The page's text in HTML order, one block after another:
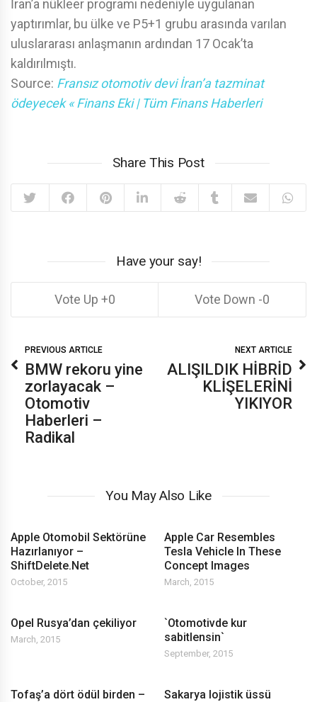
İran’a nükleer programı nedeniyle uygulanan
yaptırımlar, bu ülke ve P5+1 grubu arasında varılan
uluslararası anlaşmanın ardından 17 Ocak’ta
kaldırılmıştı.
Source: Fransız otomotiv devi İran’a tazminat
ödeyecek « Finans Eki | Tüm Finans Haberleri
Share This Post
Have your say!
0 0
PREVIOUS ARTICLE
BMW rekoru yine
zorlayacak –
Otomotiv
Haberleri –
Radikal
NEXT ARTICLE
ALIŞILDIK HİBRİD
KLİŞELERİNİ
YIKIYOR
You May Also Like
Apple Otomobil Sektörüne
Hazırlanıyor –
ShiftDelete.Net
October, 2015
Apple Car Resembles
Tesla Vehicle In These
Concept Images
March, 2015
Opel Rusya’dan çekiliyor
March, 2015
`Otomotivde kur
sabitlensin`
September, 2015
Tofaş’a dört ödül birden – Sakarya lojistik üssü